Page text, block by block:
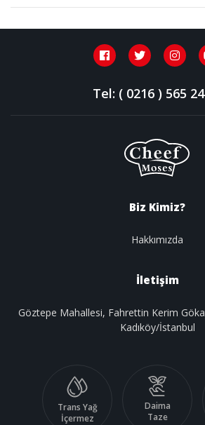
Tel: ( 0216 ) 565
Biz Kimiz?
Hakkımızda
İletişim
Göztepe Mahallesi, Fahrettin Kerim
Kadıköy/İstanbul
Trans Yağ
İçermez
Daima
Taze